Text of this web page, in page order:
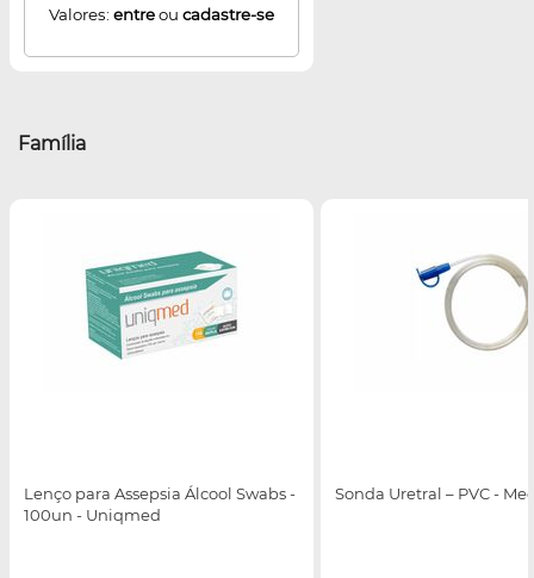
Valores: entreou cadastre-se
Família
Lenço para Assepsia Álcool Swabs -
100un - Uniqmed
Sonda Uretral – PVC -